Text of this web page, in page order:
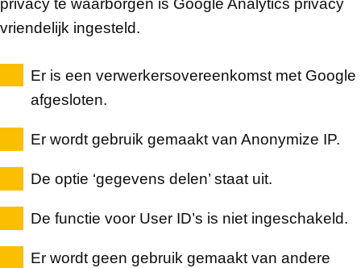
privacy te waarborgen is Google Analytics privacy
vriendelijk ingesteld.
Er is een verwerkersovereenkomst met Google
afgesloten.
Er wordt gebruik gemaakt van Anonymize IP.
De optie ‘gegevens delen’ staat uit.
De functie voor User ID’s is niet ingeschakeld.
Er wordt geen gebruik gemaakt van andere